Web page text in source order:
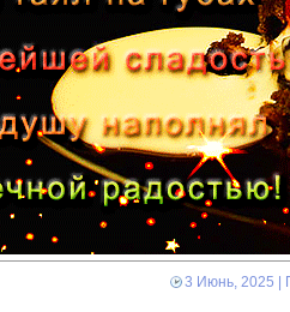
3 Июнь, 2025 |